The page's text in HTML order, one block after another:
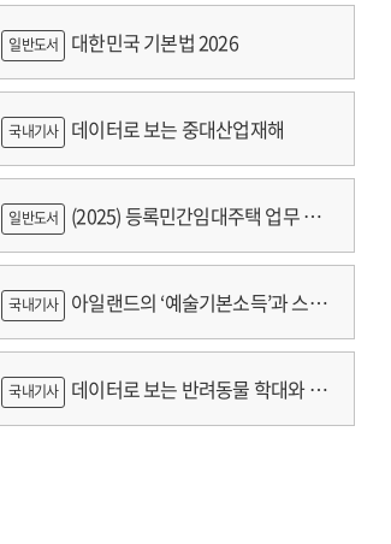
일반도서 대한민국 기본법 2026
국내기사 데이터로 보는 중대산업재해
일반도서 (2025) 등록민간임대주택 업무 편
람
국내기사 아일랜드의 ‘예술기본소득’과 스코
틀랜드의 예술인 소득보장정책 논의
국내기사 데이터로 보는 반려동물 학대와 분